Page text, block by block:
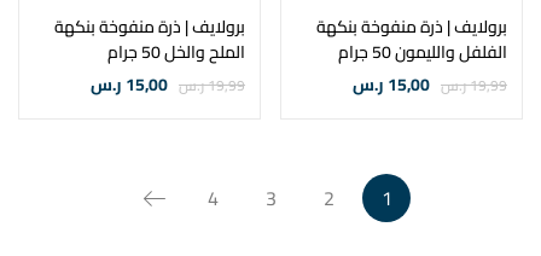
برولايف | ذرة منفوخة بنكهة
الفلفل والليمون 50 جرام
19,99ر.س 15,00ر.س
برولايف | ذرة منفوخة بنكهة
الملح والخل 50 جرام
19,99ر.س 15,00ر.س
1
2
3
4